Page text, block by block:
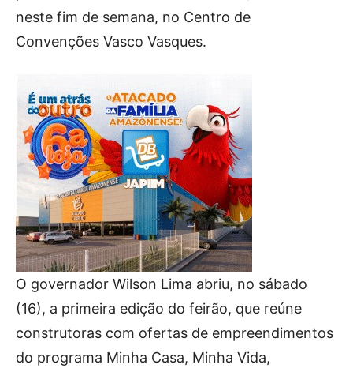
neste fim de semana, no Centro de
Convenções Vasco Vasques.
O governador Wilson Lima abriu, no sábado
(16), a primeira edição do feirão, que reúne
construtoras com ofertas de empreendimentos
do programa Minha Casa, Minha Vida,